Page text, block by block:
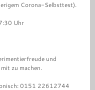
Corona-Selbsttest).
Uhr
und
zu machen.
0151 22612744